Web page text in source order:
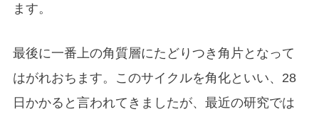
ます。
最後に一番上の角質層にたどりつき角片となって
はがれおちます。このサイクルを角化といい、28
日かかると言われてきましたが、最近の研究では